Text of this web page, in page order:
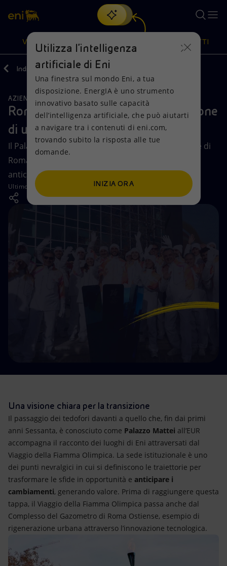
Cerca
scopri EnergIA, la nostra nuova soluzione di intelligenza
artificiale.
VISIONE
Visione
Mission e valori
Persone e Partnership
Net Zero
Modello satellitare
Azioni
Diversificazione energetica
Tecnologie per la transizione
Collaborazioni per l'innovazione
Attività nel mondo
PRODOTTI
Prodotti
Casa
Imprese
Mobilità
Indietro Media Storie
AZIENDA TECNOLOGIE E SVILUPPO
Roma, la nascita e la concretizzazione
di una visione
Il Palazzo di Vetro rappresenta la sede istituzionale di
Roma, simbolo di un percorso fatto di sfide per
anticipare i cambiamenti.
Ultimo aggiornamento: 05 dicembre 2025
Una visione chiara per la transizione
Il passaggio dei tedofori davanti a quello che, fin dai primi
anni Sessanta, è conosciuto come Palazzo Mattei all’EUR
accompagna il racconto dei luoghi di Eni attraversati dal
Viaggio della Fiamma Olimpica. La sede istituzionale è uno
dei punti nevralgici in cui si definiscono le traiettorie per
trasformare le sfide in opportunità e anticipare i
cambiamenti, generando valore. Prima di raggiungere questa
tappa, il Viaggio della Fiamma Olimpica passa anche dal
Complesso del Gazometro di Roma Ostiense, esempio di
rigenerazione urbana attraverso l’innovazione tecnologica.
Utilizza l'intelligenza
artificiale di Eni
Una finestra sul mondo Eni, a tua
disposizione. EnergIA è uno strumento
innovativo basato sulle capacità
dell’intelligenza artificiale, che può aiutarti
a navigare tra i contenuti di eni.com,
trovando subito la risposta alle tue
domande.
INIZIA ORA